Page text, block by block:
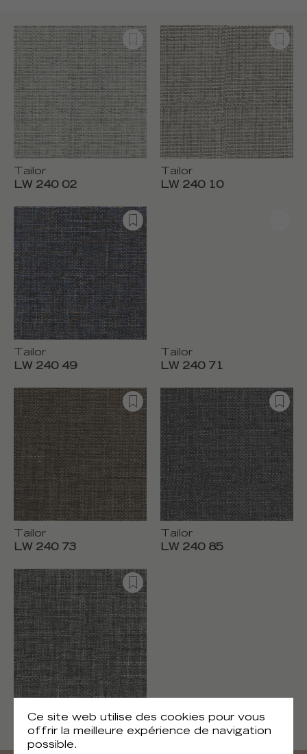
Tailor
LW 240 02
Tailor
LW 240 10
Tailor
LW 240 49
Tailor
LW 240 71
Tailor
LW 240 73
Tailor
LW 240 85
Tailor
LW 240 87
Ce site web utilise des cookies pour vous
offrir la meilleure expérience de navigation
possible.